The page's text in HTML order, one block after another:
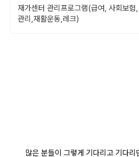
재가센터 관리프로그램(급여, 사회보험
관리,재활운동,레크)
많은 분들이 그렇게 기다리고 기다리